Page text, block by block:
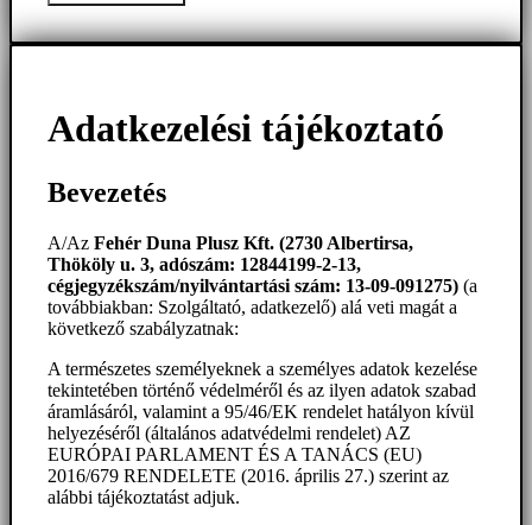
Adatkezelési tájékoztató
Bevezetés
A/Az Fehér Duna Plusz Kft. (2730 Albertirsa,
Thököly u. 3, adószám: 12844199-2-13,
cégjegyzékszám/nyilvántartási szám: 13-09-091275) (a
továbbiakban: Szolgáltató, adatkezelő) alá veti magát a
következő szabályzatnak:
A természetes személyeknek a személyes adatok kezelése
tekintetében történő védelméről és az ilyen adatok szabad
áramlásáról, valamint a 95/46/EK rendelet hatályon kívül
helyezéséről (általános adatvédelmi rendelet) AZ
EURÓPAI PARLAMENT ÉS A TANÁCS (EU)
2016/679 RENDELETE (2016. április 27.) szerint az
alábbi tájékoztatást adjuk.